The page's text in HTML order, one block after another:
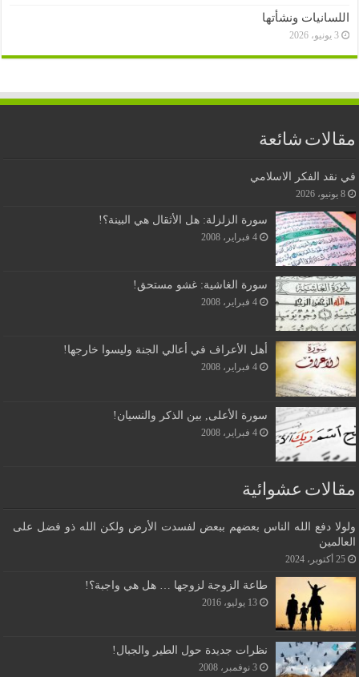
اللسانيات ونشأتها
3 يونيو، 2026
مقالات شائعة
في نقد الفكر الاسلامي
8 يونيو، 2026
سورة الزلزلة: هل الأثقال هي البينة؟!
4 فبراير، 2008
سورة الغاشية: غشو مستحق!
4 فبراير، 2008
أهل الأعراف في أعالي الجنة وليسوا خارجها!
4 فبراير، 2008
سورة الأعلى, بين الذكر والنسيان!
4 فبراير، 2008
مقالات عشوائية
ولولا دفع الله الناس بعضهم ببعض لفسدت الأرض ولكن الله ذو فضل على
العالمين
25 أكتوبر، 2024
طاعة الزوجة لزوجها … هل هي واجبة؟!
13 يوليو، 2016
نظرات جديدة حول الطير والجبال!
3 نوفمبر، 2008